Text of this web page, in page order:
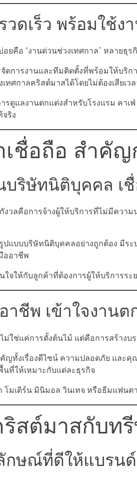
วดเร็ว พร้อมใช้ง
ยคือ “งานด่วนช่วงเทศกาล” หลายธุ
การงานและทีมติดตั้งที่พร้อมให้บริก
ทศกาลคริสต์มาสได้โดยไม่ต้องเสียเว
รดูแลงานตกแต่งสำหรับโรงแรม คาเ
ริง
ชื่อถือ สำคัญ
บริษัทนิติบุคคล เ
วลคือการจ้างผู้ให้บริการที่ไม่มีความ
แบบบริษัทนิติบุคคลอย่างถูกต้อง มีระ
ออาชีพ
ใจให้กับลูกค้าที่ต้องการผู้ให้บริการร
ชีพ เข้าใจงานต
ม่ใช่แค่การตั้งต้นไม้ แต่คือการสร้าง
ญทั้งเรื่องดีไซน์ ความปลอดภัย และ
ที่ให้เหมาะกับแต่ละธุรกิจ
โมเดิร์น มินิมอล วินเทจ หรือธีมแฟน
สต์มาสกับท
กษณ์ที่ดีให้แบรนด์